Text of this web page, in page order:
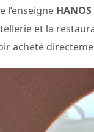
l’enseigne HANOS
et la
acheté